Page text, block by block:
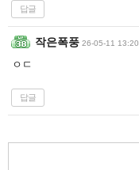
답글
작은폭풍 26-05-11 13:20
ㅇㄷ
답글